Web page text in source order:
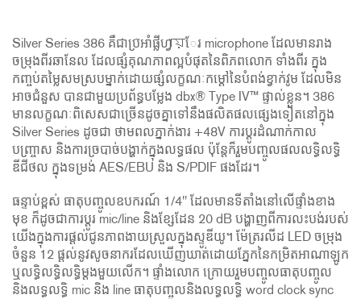
Silver Series 386 គឺជាប្រีអាំផ្លីហ្វায়ែរ microphone ដែលមានរាង
ចម្រុងពីរឆានែល ដែលផ្សំគុណភាពល្អបំផុតនៃពិភពលោក ទាំងពីរ ក្នុង
កញ្ចប់តម្លៃសមស្របម្នាក់ដោយផ្សំលក្ខណៈកម្ដៅនៃបំពង់ខ្វាក់វូម ដែលមិន
អាចជំនួស បានជាមួយប្រព័ន្ធបម្លែង dbx® Type IV™ ផ្ទាល់ខ្លួន។ 386
មានលក្ខណៈពិសេសជាច្រើនដូចគ្នាទៅនឹងផលិតផលផ្សេងទៀតនៅក្នុង
Silver Series ដូចជា ថាមពលភ្នាក់ងារ +48V ការប្តូរដំណាក់កាល
បញ្ច្រាស និងការច្របាច់បង្ហាក់ក្នុងលទ្ធផល ប៉ុន្តែក៏រួមបញ្ចូលផលលទ្ធិលទ្ធិ
ឌីជីថល ក្នុងទម្រង់ AES/EBU និង S/PDIF ផងដែរ។
ធន្ទាប់ខ្ពស់ ធាតុបញ្ចូលឧបករណ៍ 1/4" ដែលមានទីតាំងនៅលើផ្ទាំងខាង
មុខ ក៏ដូចជាការប្តូរ mic/line និងខ្សែដែន 20 dB បង្ហាញពីការលះបង់របស់
យើងក្នុងការផ្តល់ជូនភាពងាយស្រួលក្នុងស្ទូឌីយូ។ ម៉ែត្ររលីដ LED ចម្រុង
ចំនួន 12 ផ្តល់នូវសូចនាករដែលឃើញឃាត់ដោយភ្នែកនៃកម្រិតអាណាឡូក
ឬលទ្ធិលទ្ធិលទ្ធិម្តងមួយលើក។ ផ្ទាំងលោក ក្រោយរួមបញ្ចូលធាតុបញ្ចូល
និងលទ្ធលទ្ធិ mic និង line ធាតុបញ្ចូលនិងលទ្ធលទ្ធិ word clock sync